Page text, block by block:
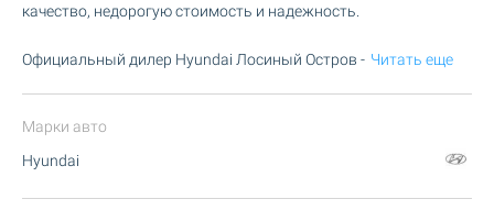
качество, недорогую стоимость и надежность.
Официальный дилер Hyundai Лосиный Остров - Читать еще
Марки авто
Hyundai